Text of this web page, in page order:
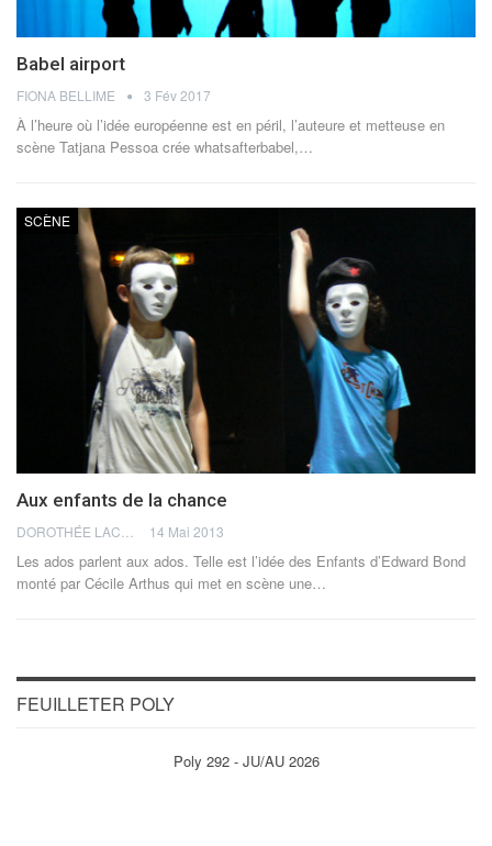
Babel airport
FIONA BELLIME 3 Fév 2017
À l’heure où l’idée européenne est en péril, l’auteure et metteuse en
scène Tatjana Pessoa crée whatsafterbabel,…
SCÈNE
Aux enfants de la chance
DOROTHÉE LACHMANN 14 Mai 2013
Les ados parlent aux ados. Telle est l’idée des Enfants d’Edward Bond
monté par Cécile Arthus qui met en scène une…
FEUILLETER POLY
Poly 292 - JU/AU 2026